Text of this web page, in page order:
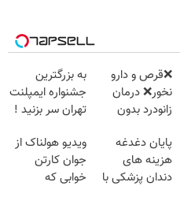
❌قرص‌ و دارو
نخور❌ درمان
زانودرد بدون
به بزرگترین
جشنواره ایمپلنت
تهران سر بزنید !
میلیون !
پایان دغدغه
هزینه های
دندان پزشکی با
ویدیو هولناک از
جوان کارتن
خوابی که